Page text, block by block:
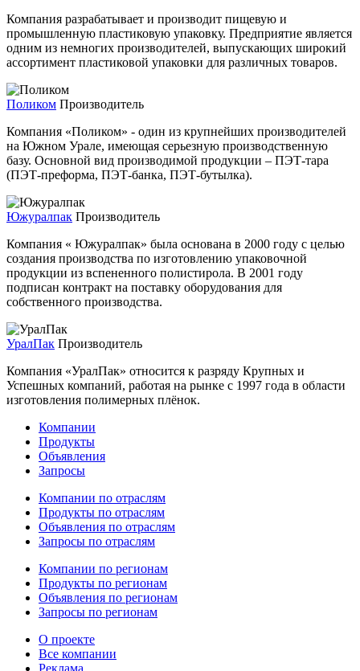
Компания разрабатывает и производит пищевую и
промышленную пластиковую упаковку. Предприятие является
одним из немногих производителей, выпускающих широкий
ассортимент пластиковой упаковки для различных товаров.
Поликом Производитель
Компания «Поликом» - один из крупнейших производителей
на Южном Урале, имеющая серьезную производственную
базу. Основной вид производимой продукции – ПЭТ-тара
(ПЭТ-преформа, ПЭТ-банка, ПЭТ-бутылка).
Южуралпак Производитель
Компания « Южуралпак» была основана в 2000 году с целью
создания производства по изготовлению упаковочной
продукции из вспененного полистирола. В 2001 году
подписан контракт на поставку оборудования для
собственного производства.
УралПак Производитель
Компания «УралПак» относится к разряду Крупных и
Успешных компаний, работая на рынке с 1997 года в области
изготовления полимерных плёнок.
Компании
Продукты
Объявления
Запросы
Компании по отраслям
Продукты по отраслям
Объявления по отраслям
Запросы по отраслям
Компании по регионам
Продукты по регионам
Объявления по регионам
Запросы по регионам
О проекте
Все компании